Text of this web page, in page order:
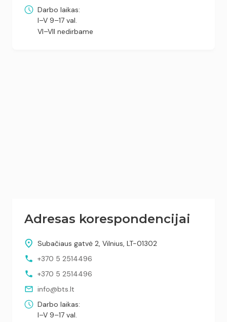
Darbo laikas:
I–V 9–17 val.
VI–VII nedirbame
Adresas korespondencijai
Subačiaus gatvė 2, Vilnius, LT-01302
+370 5 2514496
+370 5 2514496
info@bts.lt
Darbo laikas:
I–V 9–17 val.